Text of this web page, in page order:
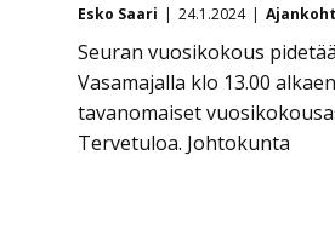
Esko Saari 24.1.2024
Seuran vuosikokous
Vasamajalla klo 13.00
tavanomaiset
Tervetuloa. Johtokunta